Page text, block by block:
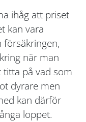
ihåg att priset
kan vara
försäkringen,
när man
titta på vad som
dyrare men
kan därför
loppet.